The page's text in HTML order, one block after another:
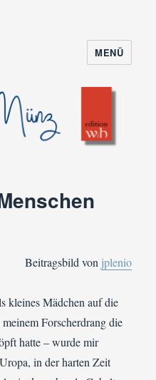
MENÜ
Beitragsbild von jplenio
kleines Mädchen auf die
Forscherdrang die
hatte – wurde mir
in der harten Zeit